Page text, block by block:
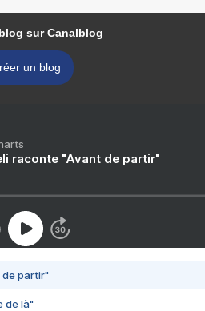
sur Canalblog
un blog
raconte "Avant de partir"
de partir"
de là"